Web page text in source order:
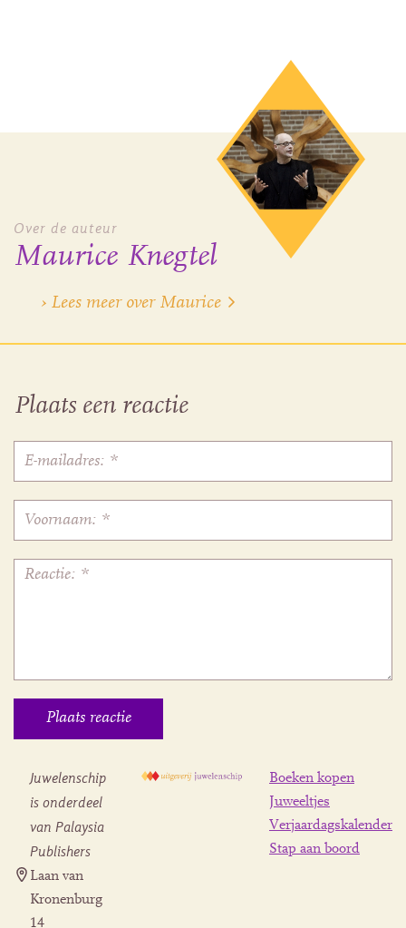
Over de auteur
Maurice Knegtel
› Lees meer over Maurice
Plaats een reactie
Juwelenschip
is onderdeel
van Palaysia
Publishers
Laan van
Kronenburg
14
Boeken kopen
Juweeltjes
Verjaardagskalender
Stap aan boord